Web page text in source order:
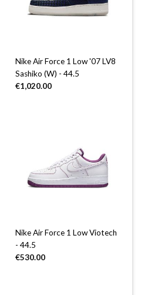
Nike Air Force 1 Low '07 LV8
Sashiko (W) - 44.5
€1,020.00
Nike Air Force 1 Low Viotech
- 44.5
€530.00